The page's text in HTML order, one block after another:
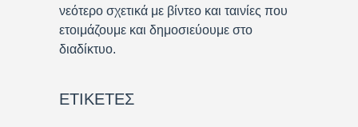
νεότερο σχετικά με βίντεο και ταινίες που
ετοιμάζουμε και δημοσιεύουμε στο
διαδίκτυο.
ΕΤΙΚΈΤΕΣ